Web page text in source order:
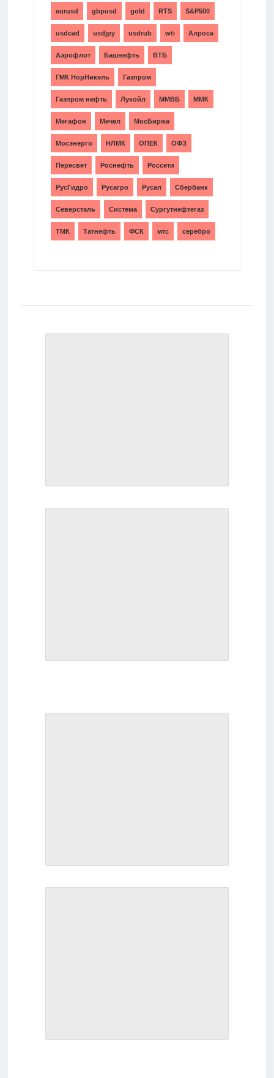
eurusd gbpusd gold RTS S&P500
usdcad usdjpy usdrub wti Алроса
Аэрофлот Башнефть ВТБ
ГМК НорНикель Газпром
Газпром нефть Лукойл ММВБ ММК
Мегафон Мечел МосБиржа
Мосэнерго НЛМК ОПЕК ОФЗ
Пересвет Роснефть Россети
РусГидро Русагро Русал Сбербанк
Северсталь Система Сургутнефтегаз
ТМК Татнефть ФСК мтс серебро